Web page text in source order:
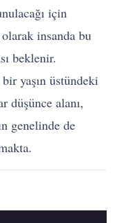
için
insanda bu
beklenir.
yaşın üstündeki
düşünce alanı,
genelinde de